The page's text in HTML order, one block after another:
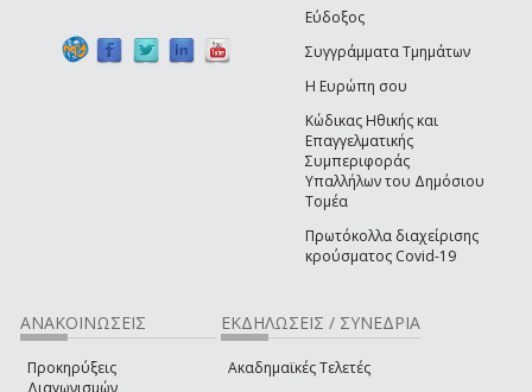
Εύδοξος
Συγγράμματα Τμημάτων
Η Ευρώπη σου
Κώδικας Ηθικής και
Επαγγελματικής
Συμπεριφοράς
Υπαλλήλων του Δημόσιου
Τομέα
Πρωτόκολλα διαχείρισης
κρούσματος Covid-19
ΑΝΑΚΟΙΝΩΣΕΙΣ
Προκηρύξεις
ΕΚΔΗΛΩΣΕΙΣ / ΣΥΝΕΔΡΙΑ
Ακαδημαϊκές Τελετές